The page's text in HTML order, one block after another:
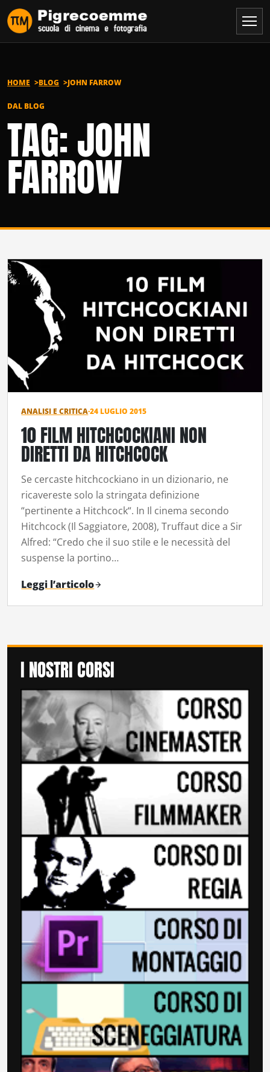
Vai al contenuto
HOME BLOG JOHN FARROW
DAL BLOG
TAG: JOHN
FARROW
ANALISI E CRITICA·24 LUGLIO 2015
10 FILM HITCHCOCKIANI NON
DIRETTI DA HITCHCOCK
Se cercaste hitchcockiano in un dizionario, ne
ricavereste solo la stringata definizione
“pertinente a Hitchcock“. In Il cinema secondo
Hitchcock (Il Saggiatore, 2008), Truffaut dice a Sir
Alfred: “Credo che il suo stile e le necessità del
suspense la portino…
Leggi l’articolo
I NOSTRI CORSI